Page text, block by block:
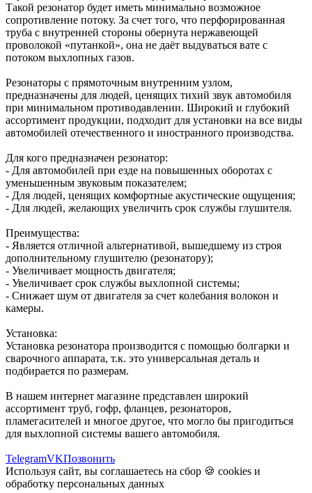
Такой резонатор будет иметь минимально возможное
сопротивление потоку. За счет того, что перфорированная
труба с внутренней стороны обернута нержавеющей
проволокой «путанкой», она не даёт выдуваться вате с
потоком выхлопных газов.
Резонаторы с прямоточным внутренним узлом,
предназначены для людей, ценящих тихий звук автомобиля
при минимальном противодавлении. Широкий и глубокий
ассортимент продукции, подходит для установки на все виды
автомобилей отечественного и иностранного производства.
Для кого предназначен резонатор:
- Для автомобилей при езде на повышенных оборотах с
уменьшенным звуковым показателем;
- Для людей, ценящих комфортные акустические ощущения;
- Для людей, желающих увеличить срок службы глушителя.
Преимущества:
- Является отличной альтернативой, вышедшему из строя
дополнительному глушителю (резонатору);
- Увеличивает мощность двигателя;
- Увеличивает срок службы выхлопной системы;
- Снижает шум от двигателя за счет колебания волокон и
камеры.
Установка:
Установка резонатора производится с помощью болгарки и
сварочного аппарата, т.к. это универсальная деталь и
подбирается по размерам.
В нашем интернет магазине представлен широкий
ассортимент труб, гофр, фланцев, резонаторов,
пламегасителей и многое другое, что могло бы пригодиться
для выхлопной системы вашего автомобиля.
TelegramVKПозвонить
Используя сайт, вы соглашаетесь на сбор 🍪 cookies и
обработку персональных данных